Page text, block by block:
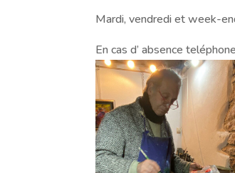
Mardi, vendredi et week-
En cas d’ absence